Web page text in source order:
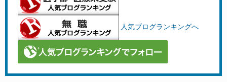
人気ブログランキングへ